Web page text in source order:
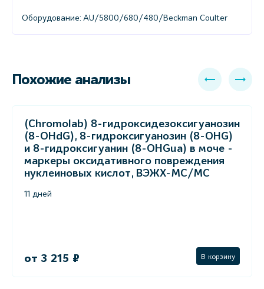
Оборудование: AU/5800/680/480/Beckman Coulter
Похожие анализы
(Chromolab) 8-гидроксидезоксигуанозин
(8-OHdG), 8-гидроксигуанозин (8-OHG)
и 8-гидроксигуанин (8-OHGua) в моче -
маркеры оксидативного повреждения
нуклеиновых кислот, ВЭЖХ-МС/МС
11 дней
от 3 215 ₽ В корзину